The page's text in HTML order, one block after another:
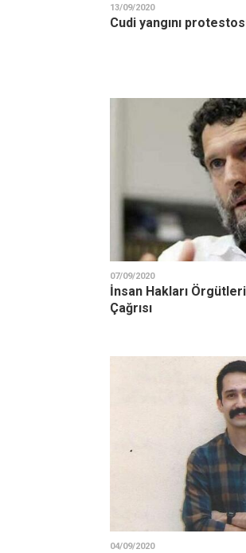
13/09/2020
Cudi yangını
07/09/2020
İnsan Hakları
Çağrısı
04/09/2020